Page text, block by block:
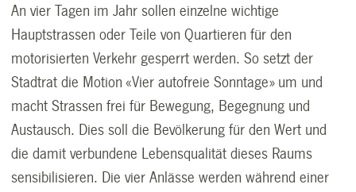
An vier Tagen im Jahr sollen einzelne wichtige
Hauptstrassen oder Teile von Quartieren für den
motorisierten Verkehr gesperrt werden. So setzt der
Stadtrat die Motion «Vier autofreie Sonntage» um und
macht Strassen frei für Bewegung, Begegnung und
Austausch. Dies soll die Bevölkerung für den Wert und
die damit verbundene Lebensqualität dieses Raums
sensibilisieren. Die vier Anlässe werden während einer